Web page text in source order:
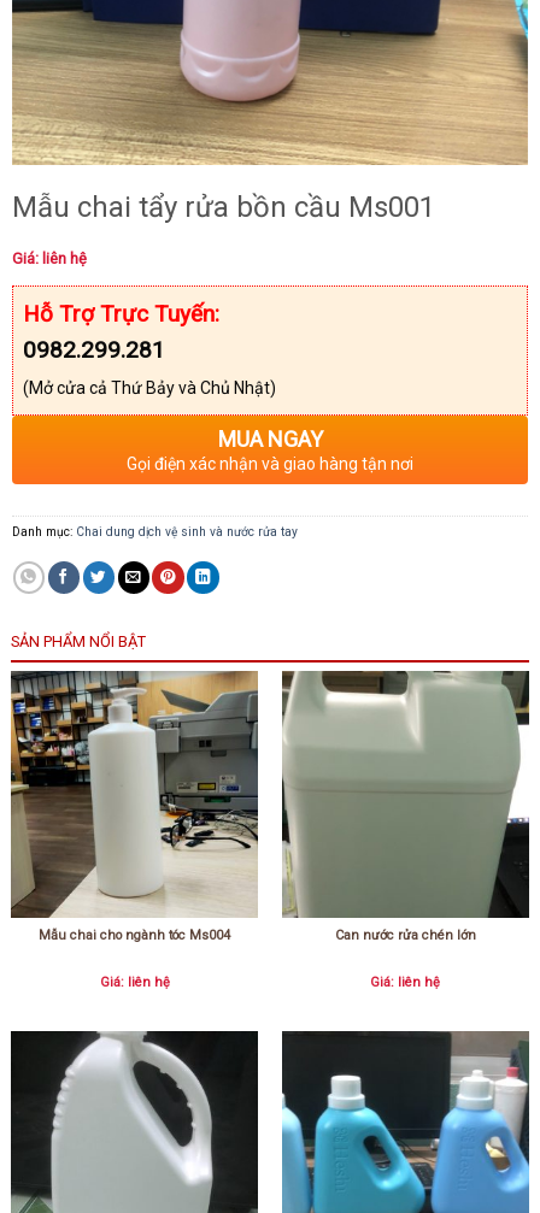
Mẫu chai tẩy rửa bồn cầu Ms001
Giá: liên hệ
Hỗ Trợ Trực Tuyến:
0982.299.281
(Mở cửa cả Thứ Bảy và Chủ Nhật)
MUA NGAY
Gọi điện xác nhận và giao hàng tận nơi
Danh mục: Chai dung dịch vệ sinh và nước rửa tay
SẢN PHẨM NỔI BẬT
Mẫu chai cho ngành tóc Ms004
Giá: liên hệ
Can nước rửa chén lớn
Giá: liên hệ